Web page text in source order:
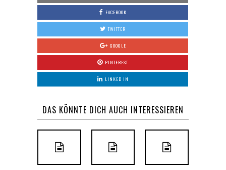
FACEBOOK
TWITTER
GOOGLE
PINTEREST
LINKED IN
DAS KÖNNTE DICH AUCH INTERESSIEREN